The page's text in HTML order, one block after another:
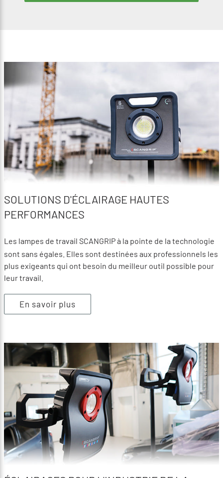
SOLUTIONS D'ÉCLAIRAGE HAUTES
PERFORMANCES
Les lampes de travail SCANGRIP à la pointe de la technologie
sont sans égales. Elles sont destinées aux professionnels les
plus exigeants qui ont besoin du meilleur outil possible pour
leur travail.
En savoir plus